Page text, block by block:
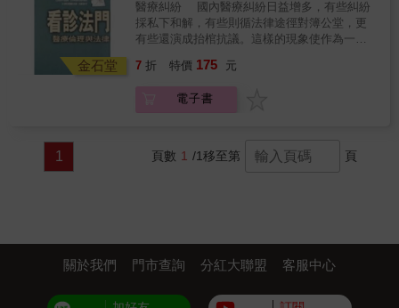
那麼這個國家的疾病罹患率與疾病死亡率都會
降低，同時能夠撙節醫療資源，並可普遍提高
醫師，長年看顧一家老小的健康，從阿公阿嬤
的土地公。當醫病關係多了份「厝邊頭尾」的
親切與信賴，不是也很好嗎？當急診因擁擠不
全，對有限醫療資源造成無形浪費。據健保局
急救責任醫院相關統計，檢傷分類第4級、5級
病患是「人」、不是「拼圖」，會診看越多，
越聽不懂一堆專有名詞的背後，這個病的醫療
對策、預後調養，沒醫師有時間整合「教」病
雷「有聽沒有懂」；另一方面，醫療照顧又實
際直接在個人身上進行，醫療經驗是很真實
的，人不僅有能力可以詮釋個人的醫療經驗，
人還有記憶。主觀體會之下，使得很多人一提
起就醫，都有一肚子的怨氣。在診間或病房與
的專業人員，而到醫院診所去看病的民眾，除
的接觸中，要民眾能清楚的理解醫療人員、信
※健保費你每個月都在繳，那健保到底在保障
的自費跑出來？健保床還總是等不到？※病歷
被感染科接管，大量傷患發生時，高層入主坐
鎮。另外，急診主任職缺須蒙主恩賜，急診醫
師的待遇任人議價，非常卑微，因為欠缺專業
尊嚴和自信，所以流動率極高，形成游走四方
的也有輝煌的紀錄，作者身為急診的創業老
兵，廉頗雖老，仍有再接再勵的勇氣。
金石堂
醫療糾紛 國內醫療糾紛日益增多，有些糾紛
採私下和解，有些則循法律途徑對簿公堂，更
有些還演成抬棺抗議。這樣的現象使作為一位
重大。 誠如文衍正大律師所談到的建立超然
醫事從業人員及病患、家屬或一般民眾能對醫
紛也可減少。 醫療技術的進步，改善人類的
生命過程，也因此與傳統倫理、法律觀念產生
見解，供讀者參考。 作者簡介 文衍正律師
出生：民國五十四年十二月生 籍貫：台灣
國立中正大學法學碩士 考試：民國
7 折 特價 175 元
電子書
1 頁數 1 /1移至第 頁
關於我們 門市查詢 分紅大聯盟 客服中心